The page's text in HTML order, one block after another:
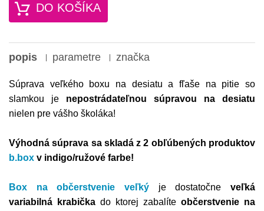
DO KOŠÍKA
popis parametre značka
Súprava veľkého boxu na desiatu a fľaše na pitie so
slamkou je nepostrádateľnou súpravou na desiatu
nielen pre vášho školáka!
Výhodná súprava sa skladá z 2 obľúbených produktov
b.box v indigo/ružové farbe!
Box na občerstvenie veľký je dostatočneveľká
variabilná krabička do ktorej zabalíte občerstvenie na